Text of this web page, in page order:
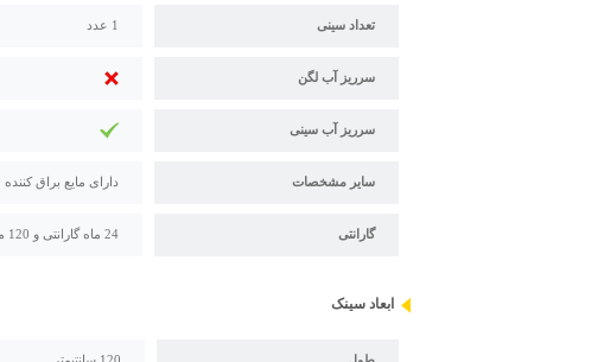
تعداد سینی 1 عدد
سرریز آب لگن
سرریز آب سینی
سایر مشخصات دارای مایع براق کننده
گارانتی 24 ماه گارانتی و 120 ماه خدمات پس از فروش استیل البرز
ابعاد سینک